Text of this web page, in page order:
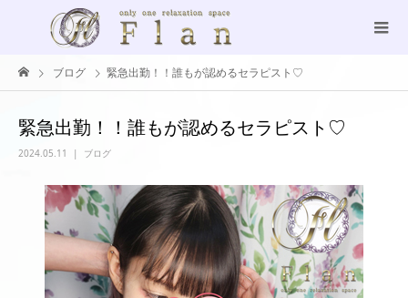
ブログ 緊急出勤！！誰もが認めるセラピスト♡
緊急出勤！！誰もが認めるセラピスト♡
2024.05.11 ブログ